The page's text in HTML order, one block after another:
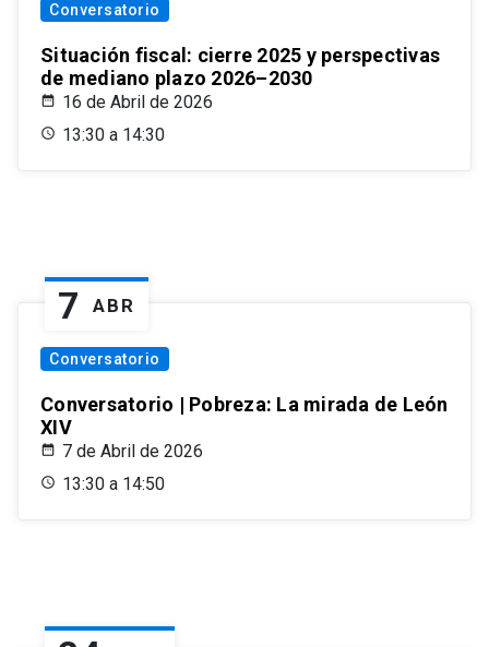
Conversatorio
Situación fiscal: cierre 2025 y perspectivas
de mediano plazo 2026–2030
16 de Abril de 2026
13:30 a 14:30
7 ABR
Conversatorio
Conversatorio | Pobreza: La mirada de León
XIV
7 de Abril de 2026
13:30 a 14:50